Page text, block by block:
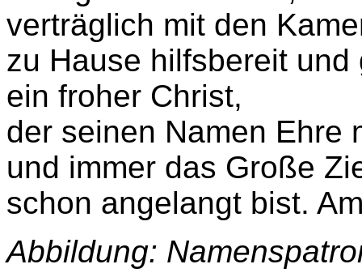
verträglich mit den
zu Hause hilfsbereit und
ein froher Christ,
der seinen Namen Ehre
und immer das Große
schon angelangt bist.
Abbildung: